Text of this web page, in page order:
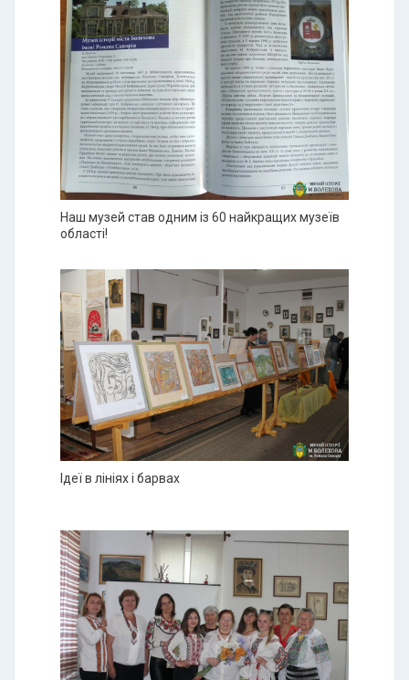
Наш музей став одним із 60 найкращих музеїв
області!
Ідеї в лініях і барвах